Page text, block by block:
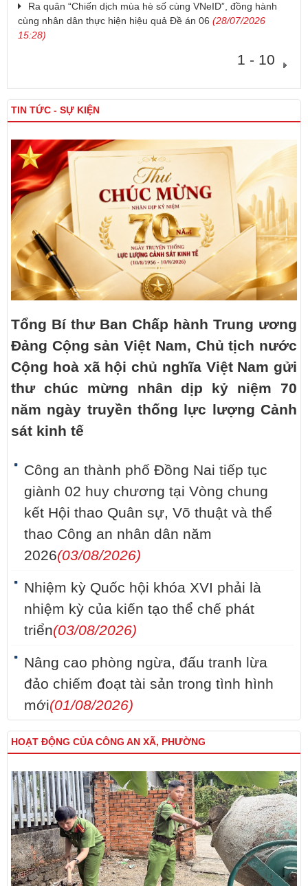
Ra quân “Chiến dịch mùa hè số cùng VNeID”, đồng hành
cùng nhân dân thực hiện hiệu quả Đề án 06 (28/07/2026
15:28)
1 - 10
TIN TỨC - SỰ KIỆN
Tổng Bí thư Ban Chấp hành Trung ương
Đảng Cộng sản Việt Nam, Chủ tịch nước
Cộng hoà xã hội chủ nghĩa Việt Nam gửi
thư chúc mừng nhân dịp kỷ niệm 70
năm ngày truyền thống lực lượng Cảnh
sát kinh tế
Công an thành phố Đồng Nai tiếp tục
giành 02 huy chương tại Vòng chung
kết Hội thao Quân sự, Võ thuật và thể
thao Công an nhân dân năm
2026(03/08/2026)
Nhiệm kỳ Quốc hội khóa XVI phải là
nhiệm kỳ của kiến tạo thể chế phát
triển(03/08/2026)
Nâng cao phòng ngừa, đấu tranh lừa
đảo chiếm đoạt tài sản trong tình hình
mới(01/08/2026)
HOẠT ĐỘNG CỦA CÔNG AN XÃ, PHƯỜNG